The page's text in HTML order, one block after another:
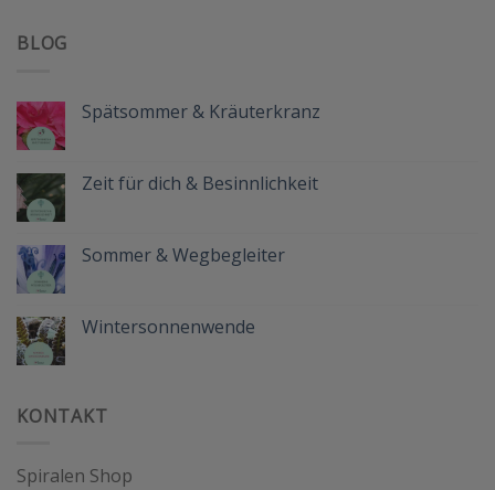
BLOG
Spätsommer & Kräuterkranz
Spätsommer
&
Zeit für dich & Besinnlichkeit
Zeit
für
Sommer & Wegbegleiter
Sommer
&
Wintersonnenwende
KONTAKT
Spiralen Shop